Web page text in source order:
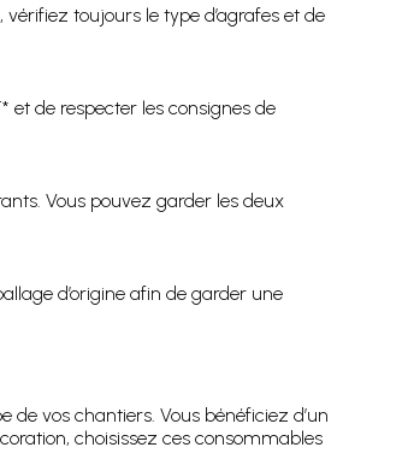
toujours le type d’agrafes et de
et de respecter les consignes de
Vous pouvez garder les deux
d’origine afin de garder une
vos chantiers. Vous bénéficiez d’un
choisissez ces consommables